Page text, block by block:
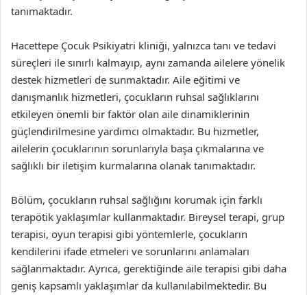
tanımaktadır.
Hacettepe Çocuk Psikiyatri kliniği, yalnızca tanı ve tedavi
süreçleri ile sınırlı kalmayıp, aynı zamanda ailelere yönelik
destek hizmetleri de sunmaktadır. Aile eğitimi ve
danışmanlık hizmetleri, çocukların ruhsal sağlıklarını
etkileyen önemli bir faktör olan aile dinamiklerinin
güçlendirilmesine yardımcı olmaktadır. Bu hizmetler,
ailelerin çocuklarının sorunlarıyla başa çıkmalarına ve
sağlıklı bir iletişim kurmalarına olanak tanımaktadır.
Bölüm, çocukların ruhsal sağlığını korumak için farklı
terapötik yaklaşımlar kullanmaktadır. Bireysel terapi, grup
terapisi, oyun terapisi gibi yöntemlerle, çocukların
kendilerini ifade etmeleri ve sorunlarını anlamaları
sağlanmaktadır. Ayrıca, gerektiğinde aile terapisi gibi daha
geniş kapsamlı yaklaşımlar da kullanılabilmektedir. Bu